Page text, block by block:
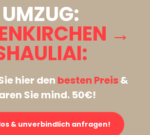
UMZUG:
→
hier den besten Preis&
Sie mind. 50€!
& unverbindlich anfragen!